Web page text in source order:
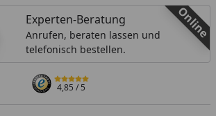
Online
Experten-Beratung
Anrufen, beraten lassen und
telefonisch bestellen.
4,85/ 5